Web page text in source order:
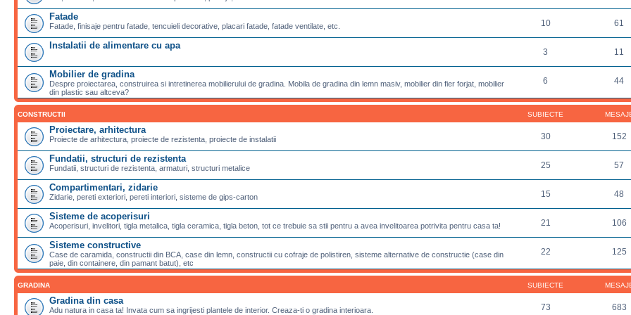
Fatade
Fatade, finisaje pentru fatade, tencuieli decorative, placari fatade, fatade ventilate, etc. 10 61
Instalatii de alimentare cu apa
3 11
Mobilier de gradina
Despre proiectarea, construirea si intretinerea mobilierului de gradina. Mobila de gradina din lemn masiv, mobilier din fier forjat, mobilier
din plastic sau altceva?
6 44
CONSTRUCTII SUBIECTE
Proiectare, arhitectura
Proiecte de arhitectura, proiecte de rezistenta, proiecte de instalatii 30 152
Fundatii, structuri de rezistenta
Fundatii, structuri de rezistenta, armaturi, structuri metalice 25 57
Compartimentari, zidarie
Zidarie, pereti exteriori, pereti interiori, sisteme de gips-carton 15 48
Sisteme de acoperisuri
Acoperisuri, invelitori, tigla metalica, tigla ceramica, tigla beton, tot ce trebuie sa stii pentru a avea invelitoarea potrivita pentru casa ta! 21 106
Sisteme constructive
Case de caramida, constructii din BCA, case din lemn, constructii cu cofraje de polistiren, sisteme alternative de constructie (case din
paie, din containere, din pamant batut), etc
22 125
GRADINA SUBIECTE
Gradina din casa
Adu natura in casa ta! Invata cum sa ingrijesti plantele de interior. Creaza-ti o gradina interioara. 73 683